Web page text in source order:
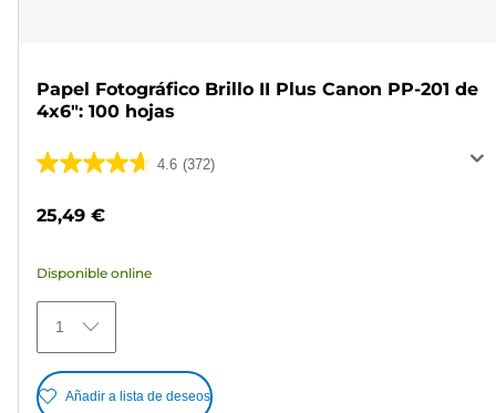
Papel Fotográfico Brillo II Plus Canon PP-201 de
4x6": 100 hojas
4.6 (372)
4.6
5
372
reseñas
25,49 €
Disponible online
1
Añadir a lista de deseos